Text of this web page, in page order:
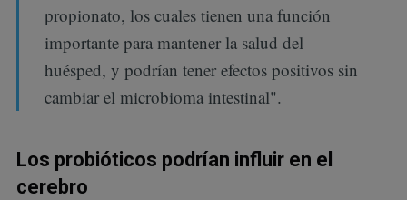
propionato, los cuales tienen una función
importante para mantener la salud del
huésped, y podrían tener efectos positivos sin
cambiar el microbioma intestinal".
Los probióticos podrían influir en el
cerebro